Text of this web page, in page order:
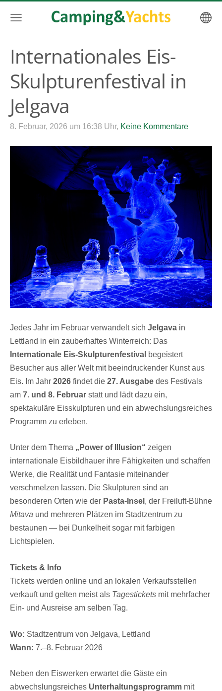
Internationales Eis-
Skulpturenfestival in
Jelgava
8. Februar, 2026 um 16:38 Uhr, Keine Kommentare
Jedes Jahr im Februar verwandelt sich Jelgava in
Lettland in ein zauberhaftes Winterreich: Das
Internationale Eis-Skulpturenfestival begeistert
Besucher aus aller Welt mit beeindruckender Kunst aus
Eis. Im Jahr 2026 findet die 27. Ausgabe des Festivals
am 7. und 8. Februar statt und lädt dazu ein,
spektakuläre Eisskulpturen und ein abwechslungsreiches
Programm zu erleben.
Unter dem Thema „Power of Illusion“ zeigen
internationale Eisbildhauer ihre Fähigkeiten und schaffen
Werke, die Realität und Fantasie miteinander
verschmelzen lassen. Die Skulpturen sind an
besonderen Orten wie der Pasta-Insel , der Freiluft-Bühne
Mītava und mehreren Plätzen im Stadtzentrum zu
bestaunen — bei Dunkelheit sogar mit farbigen
Lichtspielen.
Tickets & Info
Tickets werden online und an lokalen Verkaufsstellen
verkauft und gelten meist als Tagestickets mit mehrfacher
Ein- und Ausreise am selben Tag.
Wo: Stadtzentrum von Jelgava, Lettland
Wann: 7.–8. Februar 2026
Neben den Eiswerken erwartet die Gäste ein
abwechslungsreiches Unterhaltungsprogramm mit